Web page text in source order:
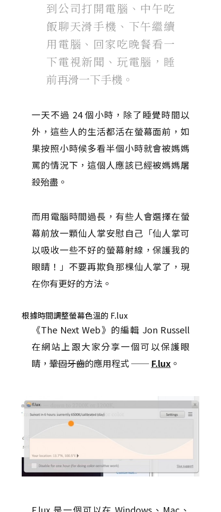
到公司打開電腦、中午吃
飯聊天滑手機、下午繼續
用電腦、回家吃晚餐看一
下電視新聞、玩電腦，睡
前再滑一下手機。
一天不過 24 個小時，除了睡覺時間以
外，這些人的生活都活在螢幕面前，如
果按照小時候多看半個小時就會被媽媽
罵的情況下，這個人應該已經被媽媽屠
殺殆盡。
而用電腦時間過長，有些人會選擇在螢
幕前放一顆仙人掌安慰自己「仙人掌可
以吸收一些不好的螢幕射線，保護我的
眼睛！」不要再欺負那棵仙人掌了，現
在你有更好的方法。
根據時間調整螢幕色溫的 F.lux
《The Next Web》的編輯 Jon Russell
在網站上跟大家分享一個可以保護眼
睛， 鞏固牙齒的應用程式 ── F.lux 。